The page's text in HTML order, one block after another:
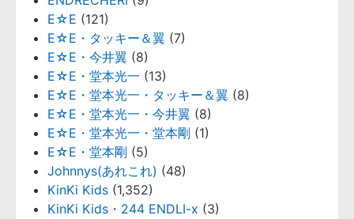
E☆E (121)
E☆E・タッキー＆翼 (7)
E☆E・今井翼 (8)
E☆E・堂本光一 (13)
E☆E・堂本光一・タッキー＆翼 (8)
E☆E・堂本光一・今井翼 (8)
E☆E・堂本光一・堂本剛 (1)
E☆E・堂本剛 (5)
Johnnys(あれこれ) (48)
KinKi Kids (1,352)
KinKi Kids・244 ENDLI-x (3)